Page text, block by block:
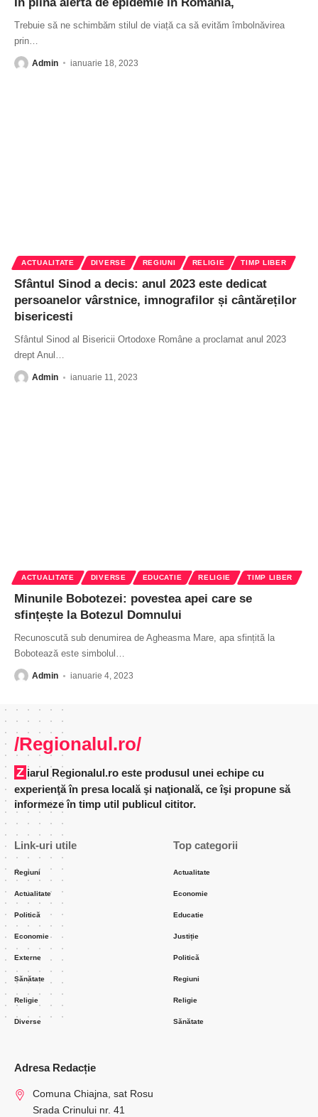
Trebuie să ne schimbăm stilul de viață ca să evităm îmbolnăvirea
prin
Admin ianuarie 18, 2023
ACTUALITATE DIVERSE REGIUNI RELIGIE TIMP LIBER
Sfântul Sinod a decis: anul 2023 este dedicat
persoanelor vârstnice, imnografilor și cântăreților
bisericesti
Sfântul Sinod al Bisericii Ortodoxe Române a proclamat anul 2023
drept Anul …
Admin ianuarie 11, 2023
ACTUALITATE DIVERSE EDUCATIE RELIGIE TIMP LIBER
Minunile Bobotezei: povestea apei care se
sfințește la Botezul Domnului
Recunoscută sub denumirea de Agheasma Mare, apa sfințită la
Bobotează este simbolul …
Admin ianuarie 4, 2023
/Regionalul.ro/
Ziarul Regionalul.ro este produsul unei echipe cu
experienţă în presa locală şi naţională, ce îşi propune să
informeze în timp util publicul cititor.
Link-uri utile
Regiuni
Actualitate
Politică
Economie
Externe
Sănătate
Religie
Diverse
Top categorii
Actualitate
Economie
Educatie
Justiție
Politică
Regiuni
Religie
Sănătate
Adresa Redacție
Comuna Chiajna, sat Rosu
Srada Crinului nr. 41